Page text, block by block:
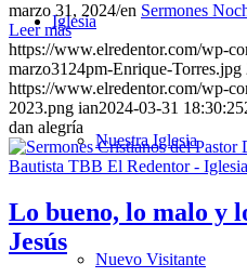
Iglesia
Nuestra Iglesia
Nuevo Visitante
marzo 31, 2024/en Sermones
Leer más
https://www.elredentor.com/wp-
marzo3124pm-Enrique-Torres.jpg
https://www.elredentor.com/wp-
2023.png ian2024-03-31 18:30:25
dan alegría
Lo bueno, lo malo y
Jesús